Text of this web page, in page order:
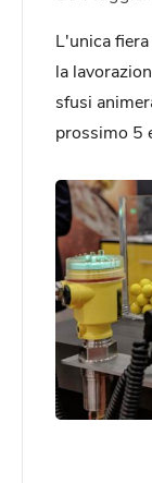
L'unica
la
sfusi
prossimo 5